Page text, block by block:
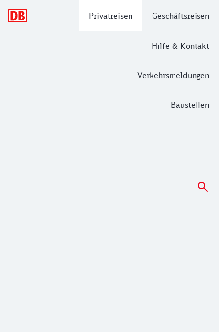
Privatreisen Geschäftsreisen
Hilfe & Kontakt
Verkehrsmeldungen
Baustellen